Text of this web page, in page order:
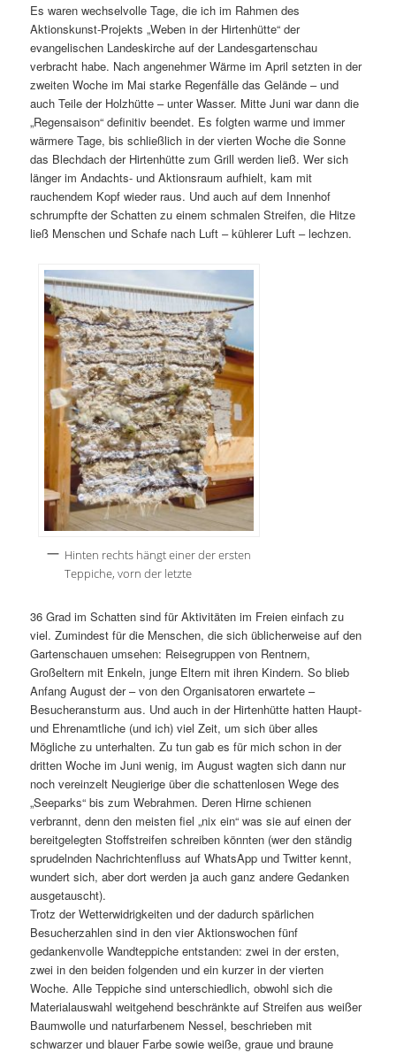
Es waren wechselvolle Tage, die ich im Rahmen des
Aktionskunst-Projekts „Weben in der Hirtenhütte“ der
evangelischen Landeskirche auf der Landesgartenschau
verbracht habe. Nach angenehmer Wärme im April setzten in der
zweiten Woche im Mai starke Regenfälle das Gelände – und
auch Teile der Holzhütte – unter Wasser. Mitte Juni war dann die
„Regensaison“ definitiv beendet. Es folgten warme und immer
wärmere Tage, bis schließlich in der vierten Woche die Sonne
das Blechdach der Hirtenhütte zum Grill werden ließ. Wer sich
länger im Andachts- und Aktionsraum aufhielt, kam mit
rauchendem Kopf wieder raus. Und auch auf dem Innenhof
schrumpfte der Schatten zu einem schmalen Streifen, die Hitze
ließ Menschen und Schafe nach Luft – kühlerer Luft – lechzen.
Hinten rechts hängt einer der ersten
Teppiche, vorn der letzte
36 Grad im Schatten sind für Aktivitäten im Freien einfach zu
viel. Zumindest für die Menschen, die sich üblicherweise auf den
Gartenschauen umsehen: Reisegruppen von Rentnern,
Großeltern mit Enkeln, junge Eltern mit ihren Kindern. So blieb
Anfang August der – von den Organisatoren erwartete –
Besucheransturm aus. Und auch in der Hirtenhütte hatten Haupt-
und Ehrenamtliche (und ich) viel Zeit, um sich über alles
Mögliche zu unterhalten. Zu tun gab es für mich schon in der
dritten Woche im Juni wenig, im August wagten sich dann nur
noch vereinzelt Neugierige über die schattenlosen Wege des
„Seeparks“ bis zum Webrahmen. Deren Hirne schienen
verbrannt, denn den meisten fiel „nix ein“ was sie auf einen der
bereitgelegten Stoffstreifen schreiben könnten (wer den ständig
sprudelnden Nachrichtenfluss auf WhatsApp und Twitter kennt,
wundert sich, aber dort werden ja auch ganz andere Gedanken
ausgetauscht).
Trotz der Wetterwidrigkeiten und der dadurch spärlichen
Besucherzahlen sind in den vier Aktionswochen fünf
gedankenvolle Wandteppiche entstanden: zwei in der ersten,
zwei in den beiden folgenden und ein kurzer in der vierten
Woche. Alle Teppiche sind unterschiedlich, obwohl sich die
Materialauswahl weitgehend beschränkte auf Streifen aus weißer
Baumwolle und naturfarbenem Nessel, beschrieben mit
schwarzer und blauer Farbe sowie weiße, graue und braune